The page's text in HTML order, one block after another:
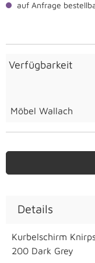
auf Anfrage
Verfügbarkeit
Möbel Wallach
Details
Kurbelschirm
200 Dark Grey